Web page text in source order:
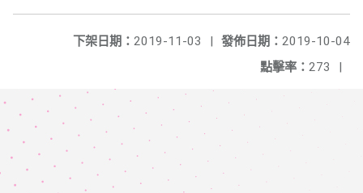
發佈日期： 2019-10-04
下架日期： 2019-11-03
|
點擊率： 273 |